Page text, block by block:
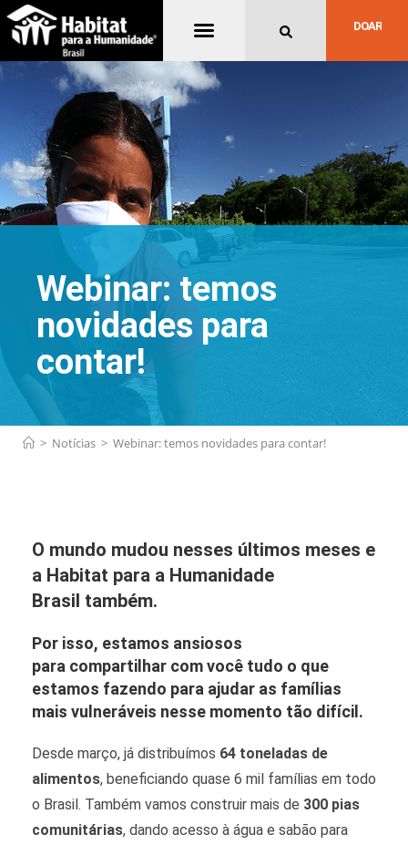
DOAR
Webinar: temos
novidades para
contar!
> Notícias > Webinar: temos novidades para contar!
O mundo mudou nesses últimos meses e
a Habitat para a Humanidade
Brasil também.
Por isso, estamos ansiosos
para compartilhar com você tudo o que
estamos fazendo para ajudar as famílias
mais vulneráveis nesse momento tão difícil.
Desde março, já distribuímos 64 toneladas de
alimentos, beneficiando quase 6 mil famílias em todo
o Brasil. Também vamos construir mais de 300 pias
comunitárias, dando acesso à água e sabão para